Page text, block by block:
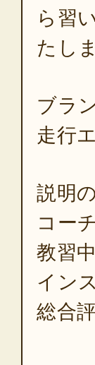
ら習
たし
ブラ
走行
説明
コー
教習
イン
総合